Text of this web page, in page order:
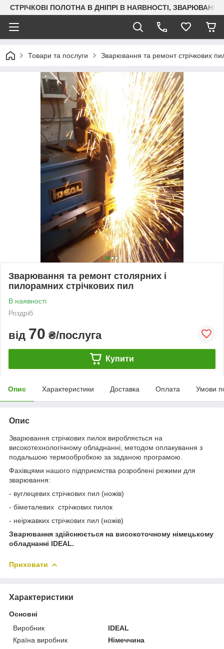
СТРІЧКОВІ ПОЛОТНА В ДНІПРІ В НАЯВНОСТІ,
Товари та послуги Зварювання та ремонт стрічкових
Зварювання та ремонт столярних і
пилорамних стрічкових пил
В наявності
Роздріб
від 70 ₴/послуга
Купити
Опис Характеристики Доставка Оплата Умови
Опис
Зварювання стрічкових пилок виробляється на
високотехнологічному обладнанні, методом оплакування з
подальшою термообробкою за заданою програмою.
Фахівцями нашого підприємства розроблені режими для
зварювання:
- вуглецевих стрічкових пил (ножів)
- біметалевих стрічкових пилок
- неіржавких стрічкових пил (ножів)
Зварювання здійснюється на високоточному німецькому
обладнанні IDEAL.
Приховати
Характеристики
Основні
Виробник
IDEAL
Країна виробник
Німеччина